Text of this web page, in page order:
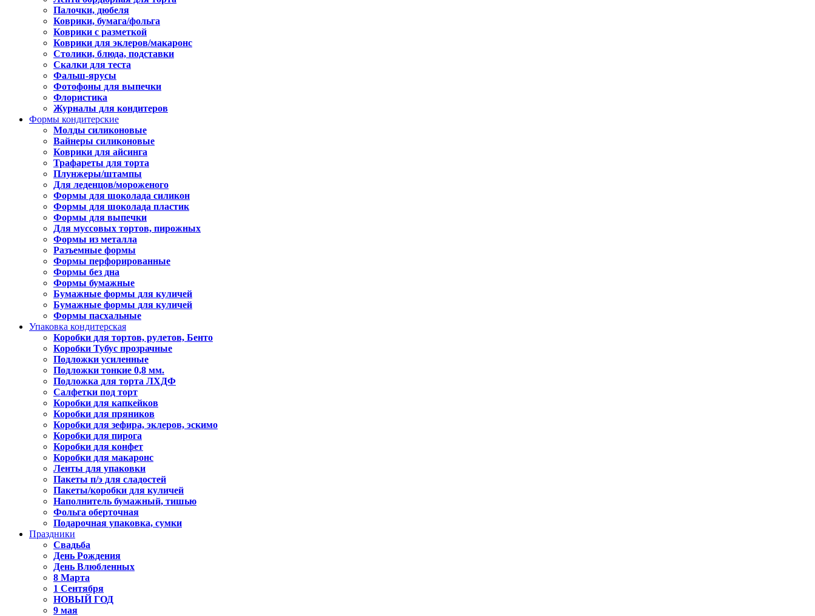
Палочки, дюбеля
Коврики, бумага/фольга
Коврики с разметкой
Коврики для эклеров/макаронс
Столики, блюда, подставки
Скалки для теста
Фальш-ярусы
Фотофоны для выпечки
Флористика
Журналы для кондитеров
Формы кондитерские
Молды силиконовые
Вайнеры силиконовые
Коврики для айсинга
Трафареты для торта
Плунжеры/штампы
Для леденцов/мороженого
Формы для шоколада силикон
Формы для шоколада пластик
Формы для выпечки
Для муссовых тортов, пирожных
Формы из металла
Разъемные формы
Формы перфорированные
Формы без дна
Формы бумажные
Бумажные формы для куличей
Бумажные формы для куличей
Формы пасхальные
Упаковка кондитерская
Коробки для тортов, рулетов, Бенто
Коробки Тубус прозрачные
Подложки усиленные
Подложки тонкие 0,8 мм.
Подложка для торта ЛХДФ
Салфетки под торт
Коробки для капкейков
Коробки для пряников
Коробки для зефира, эклеров, эскимо
Коробки для пирога
Коробки для конфет
Коробки для макаронс
Ленты для упаковки
Пакеты п/э для сладостей
Пакеты/коробки для куличей
Наполнитель бумажный, тишью
Фольга оберточная
Подарочная упаковка, сумки
Праздники
Свадьба
День Рождения
День Влюбленных
8 Марта
1 Сентября
НОВЫЙ ГОД
9 мая